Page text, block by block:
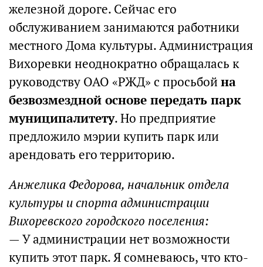
железной дороге. Сейчас его
обслуживанием занимаются работники
местного Дома культуры. Администрация
Вихоревки неоднократно обращалась к
руководству ОАО «РЖД» с просьбой на
безвозмездной основе передать парк
муниципалитету. Но предприятие
предложило мэрии купить парк или
арендовать его территорию.
Анжелика Федорова, начальник отдела
культуры и спорта администрации
Вихоревского городского поселения:
— У администрации нет возможности
купить этот парк. Я сомневаюсь, что кто-